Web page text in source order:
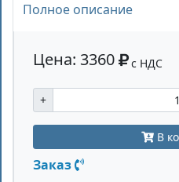
Полное описание
Цена: 3360 с НДС
+
В
Заказ